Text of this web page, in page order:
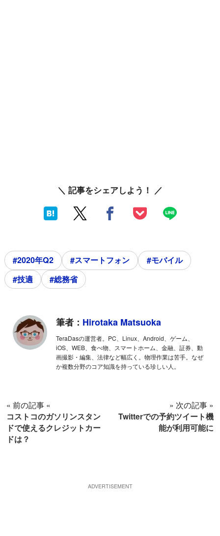
＼ 記事をシェアしよう！ ／
#2020年Q2 #スマートフォン
#モバイル
#技適
#総務省
筆者： Hirotaka Matsuoka
TeraDasの運営者。PC、Linux、Android、ゲーム、
iOS、WEB、食べ物、スマートホーム、金融、証券、動
画撮影・編集、法律など幅広く。物理作業は苦手。なぜ
か複数分野のコア知識を持っている珍しい人。
« 前の記事 «
コストコのガソリンスタン
ドで使えるクレジットカー
ドは？
» 次の記事 »
Twitterでの予約ツイート機
能が利用可能に